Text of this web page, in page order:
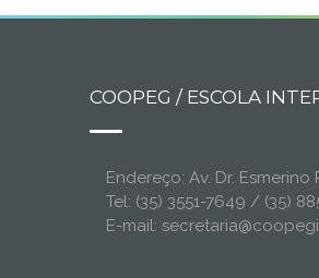
COOPEG / ESCOLA
Endereço: Av. Dr.
Tel: (35) 3551-7649 / (35)
E-mail: